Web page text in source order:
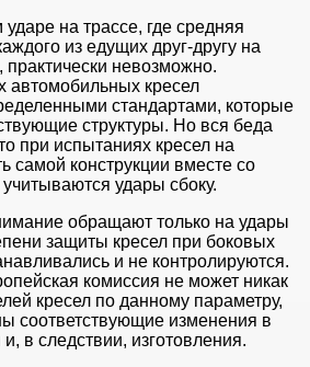
на трассе, где средняя
из едущих друг-другу на
невозможно.
автомобильных кресел
стандартами, которые
структуры. Но вся беда
при испытаниях кресел на
самой конструкции вместе со
удары сбоку.
обращают только на удары
защиты кресел при боковых
и не контролируются.
комиссия не может никак
кресел по данному параметру,
соответствующие изменения в
в следствии, изготовления.